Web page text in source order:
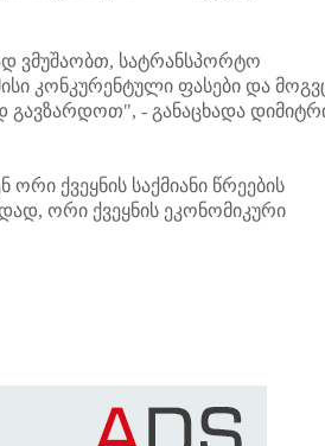
ვმუშაობთ, სატრანსპორტო
კონკურენტული ფასები და
გავზარდოთ", - განაცხადა
ქვეყნის საქმიანი წრეების
ორი ქვეყნის ეკონომიკური